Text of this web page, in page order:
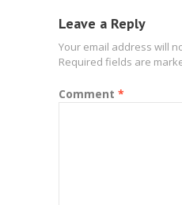
Leave a Reply
Your email address will
Required fields are
Comment *